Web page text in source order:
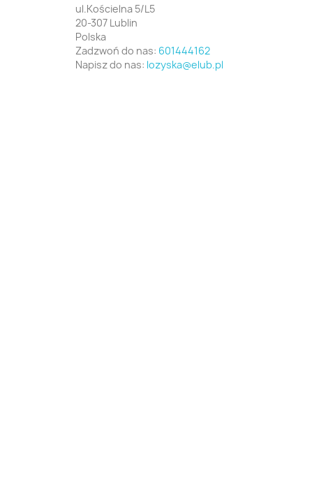
ul.Kościelna 5/L5
20-307 Lublin
Polska
Zadzwoń do nas: 601444162
Napisz do nas: lozyska@elub.pl